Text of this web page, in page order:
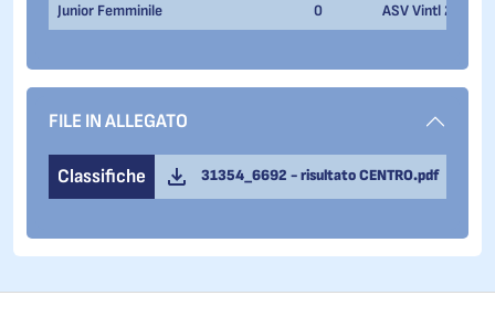
Junior Femminile 0 ASV Vintl 2
FILE IN ALLEGATO
Classifiche 31354_6692 - risultato CENTRO.pdf